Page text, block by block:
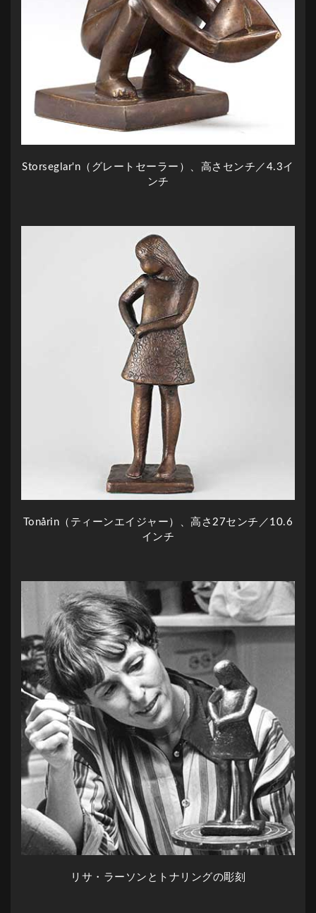
Storseglar'n（グレートセーラー）、高さセンチ／4.3イ
ンチ
Tonårin（ティーンエイジャー）、高さ27センチ／10.6
インチ
リサ・ラーソンとトナリングの彫刻